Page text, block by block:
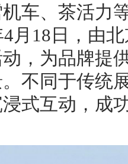
车、茶活力
月18日，由
，为品牌提
不同于传统
式互动，成